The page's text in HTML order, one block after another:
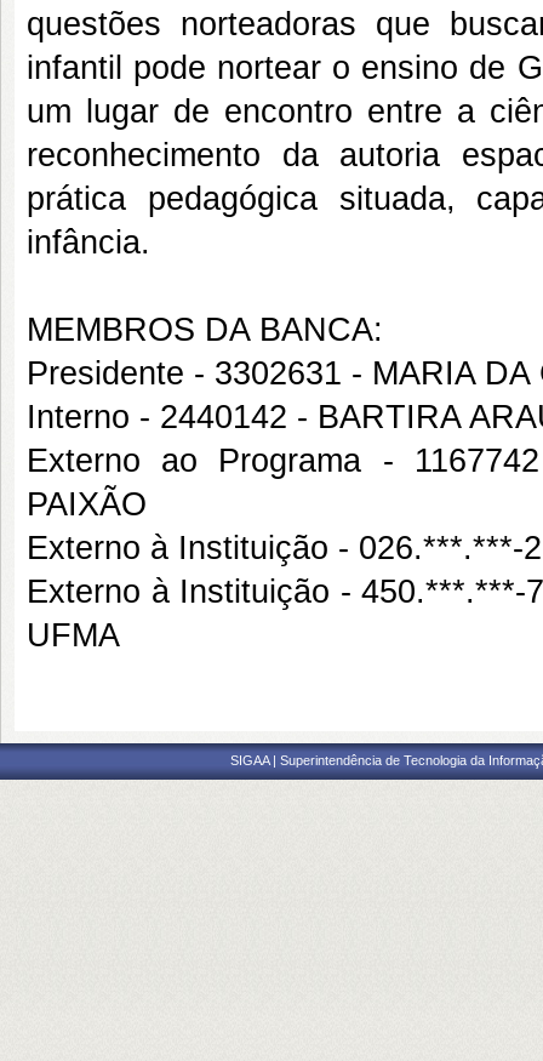
questões norteadoras que
infantil pode nortear o ensino de
um lugar de encontro entre a
reconhecimento da autoria
prática pedagógica situada,
infância.
MEMBROS DA BANCA:
Presidente - 3302631 - MARIA
Interno - 2440142 - BARTIRA
Externo ao Programa -
PAIXÃO
Externo à Instituição - 026.***.***-
Externo à Instituição -
UFMA
SIGAA | Superintendência de Tecnologia da